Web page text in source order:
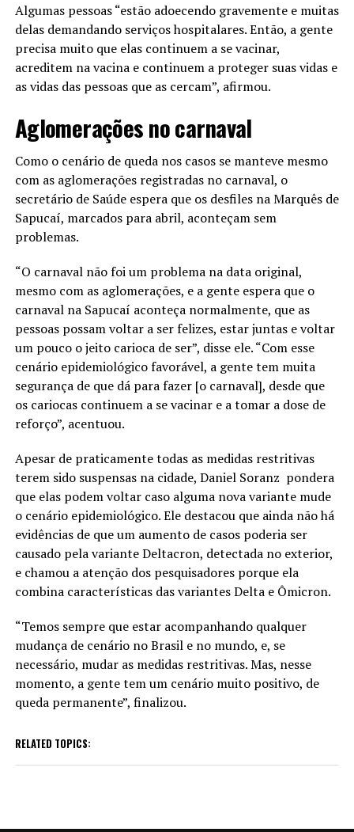
Algumas pessoas “estão adoecendo gravemente e muitas
delas demandando serviços hospitalares. Então, a gente
precisa muito que elas continuem a se vacinar,
acreditem na vacina e continuem a proteger suas vidas e
as vidas das pessoas que as cercam”, afirmou.
Aglomerações no carnaval
Como o cenário de queda nos casos se manteve mesmo
com as aglomerações registradas no carnaval, o
secretário de Saúde espera que os desfiles na Marquês de
Sapucaí, marcados para abril, aconteçam sem
problemas.
“O carnaval não foi um problema na data original,
mesmo com as aglomerações, e a gente espera que o
carnaval na Sapucaí aconteça normalmente, que as
pessoas possam voltar a ser felizes, estar juntas e voltar
um pouco o jeito carioca de ser”, disse ele. “Com esse
cenário epidemiológico favorável, a gente tem muita
segurança de que dá para fazer [o carnaval], desde que
os cariocas continuem a se vacinar e a tomar a dose de
reforço”, acentuou.
Apesar de praticamente todas as medidas restritivas
terem sido suspensas na cidade, Daniel Soranz pondera
que elas podem voltar caso alguma nova variante mude
o cenário epidemiológico. Ele destacou que ainda não há
evidências de que um aumento de casos poderia ser
causado pela variante Deltacron, detectada no exterior,
e chamou a atenção dos pesquisadores porque ela
combina características das variantes Delta e Ômicron.
“Temos sempre que estar acompanhando qualquer
mudança de cenário no Brasil e no mundo, e, se
necessário, mudar as medidas restritivas. Mas, nesse
momento, a gente tem um cenário muito positivo, de
queda permanente”, finalizou.
RELATED TOPICS: